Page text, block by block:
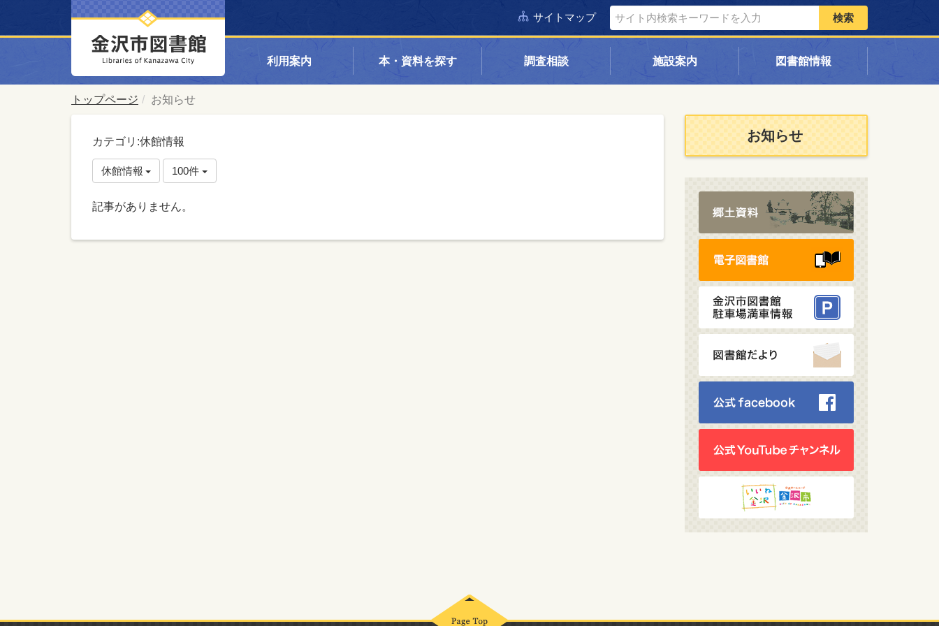
サイトマップ 検索
利用案内 本・資料を探す 調査相談 施設案内 図書館情報
トップページ お知らせ
カテゴリ:休館情報
休館情報 100件
記事がありません。
お知らせ